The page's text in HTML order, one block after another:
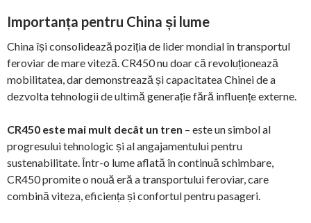
Importanța pentru China și lume
China își consolidează poziția de lider mondial în transportul
feroviar de mare viteză. CR450 nu doar că revoluționează
mobilitatea, dar demonstrează și capacitatea Chinei de a
dezvolta tehnologii de ultimă generație fără influențe externe.
CR450 este mai mult decât un tren – este un simbol al
progresului tehnologic și al angajamentului pentru
sustenabilitate. Într-o lume aflată în continuă schimbare,
CR450 promite o nouă eră a transportului feroviar, care
combină viteza, eficiența și confortul pentru pasageri.